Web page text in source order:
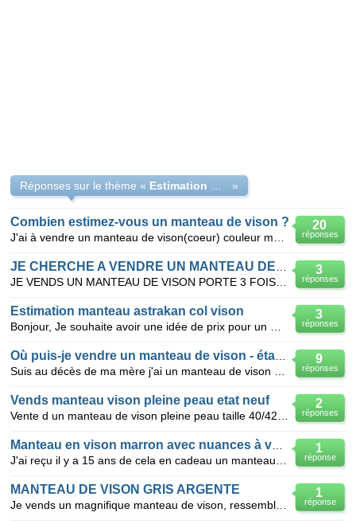
Réponses sur le thème « »
20
réponses
Combien estimez-vous un manteau de vison ?
3
réponses
3
réponses
Estimation manteau astrakan col vison
9
réponses
2
réponses
Vends manteau vison pleine peau etat neuf
1
réponse
1
réponse
MANTEAU DE VISON GRIS ARGENTE